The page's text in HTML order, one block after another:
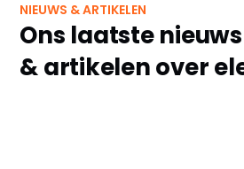
NIEUWS & ARTIKELEN
Ons laatste nieuws
& artikelen over